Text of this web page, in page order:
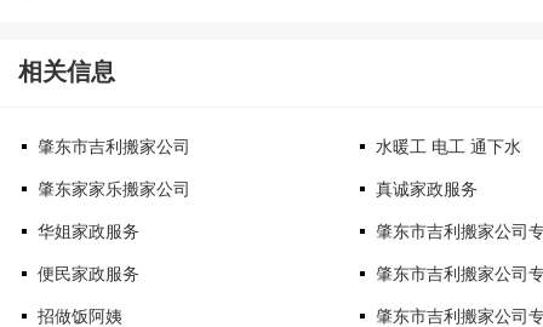
相关信息
肇东市吉利搬家公司 水暖工 电工 通下水
肇东家家乐搬家公司 真诚家政服务
华姐家政服务 肇东市吉利搬家公司
便民家政服务 肇东市吉利搬家公司
招做饭阿姨 肇东市吉利搬家公司